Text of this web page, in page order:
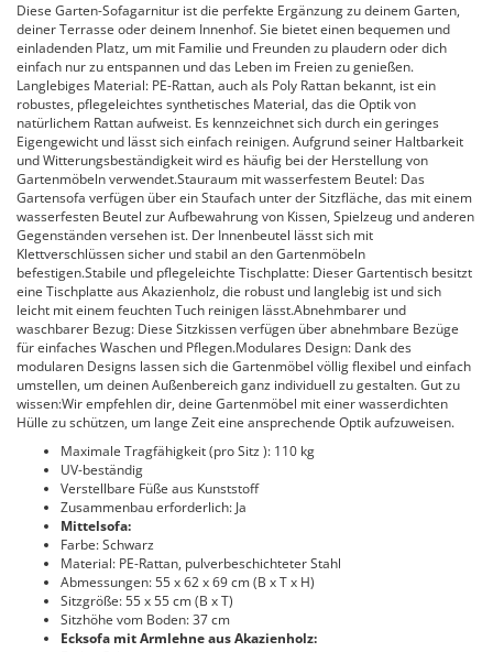
Diese Garten-Sofagarnitur ist die perfekte Ergänzung zu deinem Garten,
deiner Terrasse oder deinem Innenhof. Sie bietet einen bequemen und
einladenden Platz, um mit Familie und Freunden zu plaudern oder dich
einfach nur zu entspannen und das Leben im Freien zu genießen.
Langlebiges Material: PE-Rattan, auch als Poly Rattan bekannt, ist ein
robustes, pflegeleichtes synthetisches Material, das die Optik von
natürlichem Rattan aufweist. Es kennzeichnet sich durch ein geringes
Eigengewicht und lässt sich einfach reinigen. Aufgrund seiner Haltbarkeit
und Witterungsbeständigkeit wird es häufig bei der Herstellung von
Gartenmöbeln verwendet.Stauraum mit wasserfestem Beutel: Das
Gartensofa verfügen über ein Staufach unter der Sitzfläche, das mit einem
wasserfesten Beutel zur Aufbewahrung von Kissen, Spielzeug und anderen
Gegenständen versehen ist. Der Innenbeutel lässt sich mit
Klettverschlüssen sicher und stabil an den Gartenmöbeln
befestigen.Stabile und pflegeleichte Tischplatte: Dieser Gartentisch besitzt
eine Tischplatte aus Akazienholz, die robust und langlebig ist und sich
leicht mit einem feuchten Tuch reinigen lässt.Abnehmbarer und
waschbarer Bezug: Diese Sitzkissen verfügen über abnehmbare Bezüge
für einfaches Waschen und Pflegen.Modulares Design: Dank des
modularen Designs lassen sich die Gartenmöbel völlig flexibel und einfach
umstellen, um deinen Außenbereich ganz individuell zu gestalten. Gut zu
wissen:Wir empfehlen dir, deine Gartenmöbel mit einer wasserdichten
Hülle zu schützen, um lange Zeit eine ansprechende Optik aufzuweisen.
Maximale Tragfähigkeit (pro Sitz ): 110 kg
UV-beständig
Verstellbare Füße aus Kunststoff
Zusammenbau erforderlich: Ja
Mittelsofa:
Farbe: Schwarz
Material: PE-Rattan, pulverbeschichteter Stahl
Abmessungen: 55 x 62 x 69 cm (B x T x H)
Sitzgröße: 55 x 55 cm (B x T)
Sitzhöhe vom Boden: 37 cm
Ecksofa mit Armlehne aus Akazienholz: